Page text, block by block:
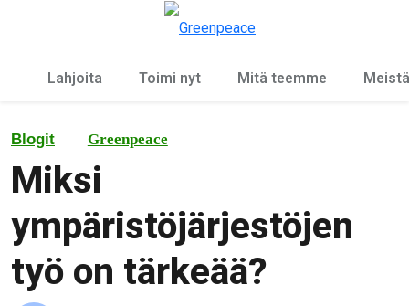
Lahjoita Toimi nyt Mitä teemme Meistä
Blogit Greenpeace
Miksi
ympäristöjärjestöjen
työ on tärkeää?